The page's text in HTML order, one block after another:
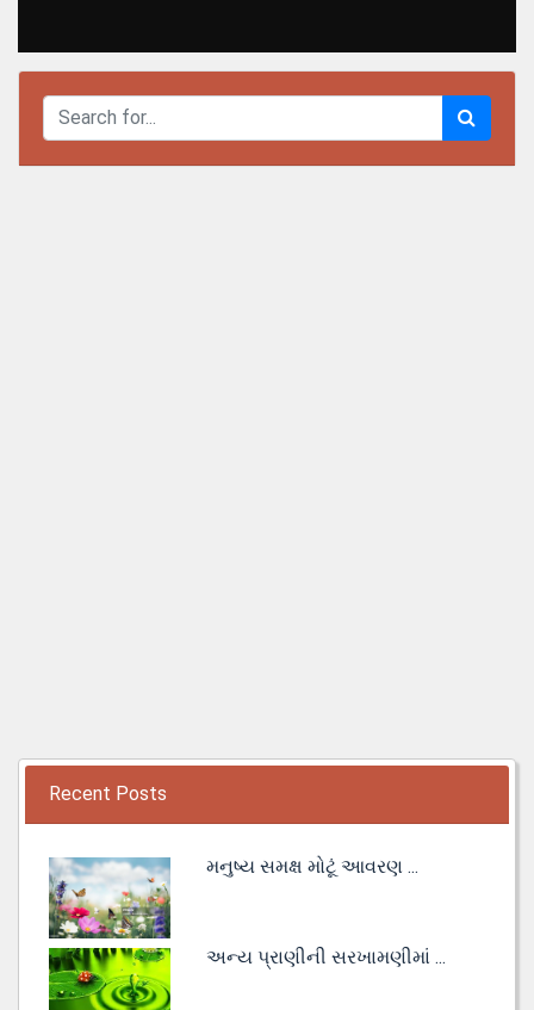
Recent Posts
મનુષ્ય સમક્ષ મોટૂં આવરણ ...
અન્ય પ્રાણીની સરખામણીમાં ...